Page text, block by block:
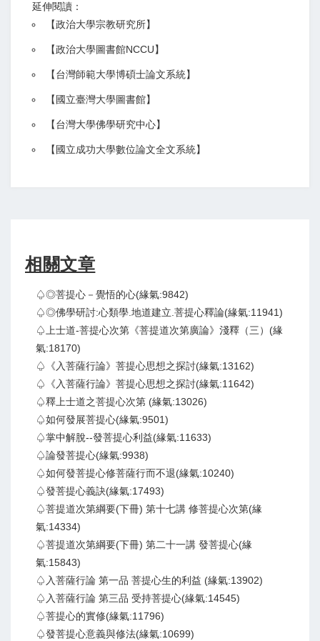
延伸閱讀：
【政治大學宗教研究所】
【政治大學圖書館NCCU】
【台灣師範大學博碩士論文系統】
【 國立臺灣大學圖書館】
【台灣大學佛學研究中心】
【 國立成功大學數位論文全文系統】
相關文章
♤◎菩提心－覺悟的心(緣氣:9842)
♤◎佛學研討:心類學.地道建立.菩提心釋論(緣氣:11941)
♤上士道-菩提心次第《菩提道次第廣論》淺釋（三）(緣
氣:18170)
♤《入菩薩行論》菩提心思想之探討(緣氣:13162)
♤《入菩薩行論》菩提心思想之探討(緣氣:11642)
♤釋上士道之菩提心次第 (緣氣:13026)
♤如何發展菩提心(緣氣:9501)
♤掌中解脫--發菩提心利益(緣氣:11633)
♤論發菩提心(緣氣:9938)
♤如何發菩提心修菩薩行而不退(緣氣:10240)
♤發菩提心義訣(緣氣:17493)
♤菩提道次第綱要(下冊) 第十七講 修菩提心次第(緣
氣:14334)
♤菩提道次第綱要(下冊) 第二十一講 發菩提心(緣
氣:15843)
♤入菩薩行論 第一品 菩提心生的利益 (緣氣:13902)
♤入菩薩行論 第三品 受持菩提心(緣氣:14545)
♤菩提心的實修(緣氣:11796)
♤發菩提心意義與修法(緣氣:10699)